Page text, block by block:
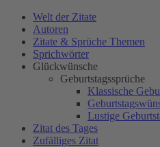
Welt der Zitate
Autoren
Zitate & Sprüche Themen
Sprichwörter
Glückwünsche
Geburtstagssprüche
Klassische
Lustige
Zitat des Tages
Zufälliges Zitat